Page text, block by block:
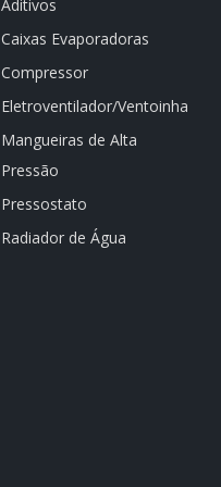
Aditivos
Caixas Evaporadoras
Compressor
Eletroventilador/Ventoinha
Mangueiras de Alta
Pressão
Pressostato
Radiador de Água